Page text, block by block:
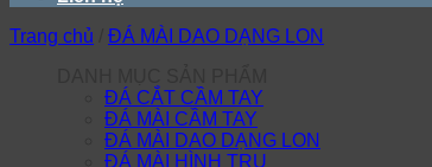
Trang chủ
ĐÁ MÀI DAO DẠNG LON
ĐÁ CẮT CẦM TAY
ĐÁ MÀI CẦM TAY
ĐÁ MÀI DAO DẠNG LON
ĐÁ MÀI HÌNH TRỤ